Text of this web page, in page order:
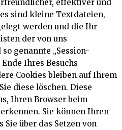
effektiver und
sind kleine Textdateien,
werden und die Ihr
der von uns
genannte „Session-
Ihres Besuchs
Cookies bleiben auf Ihrem
diese löschen. Diese
Ihren Browser beim
Sie können Ihren
Sie über das Setzen von